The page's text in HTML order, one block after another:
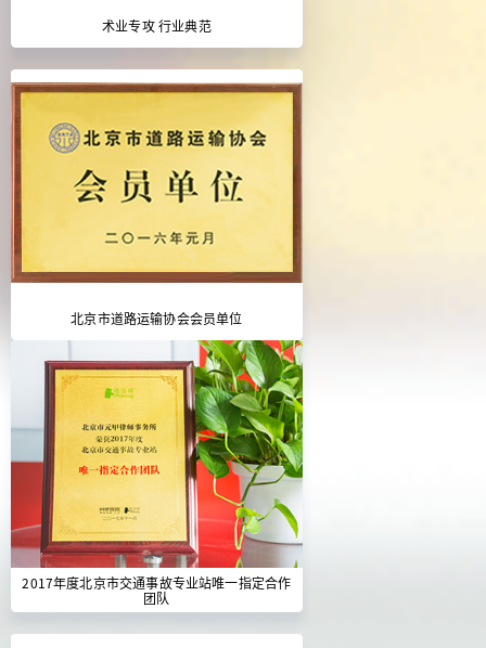
术业专攻 行业典范
北京市道路运输协会会员单位
2017年度北京市交通事故专业站唯一指定合作
团队